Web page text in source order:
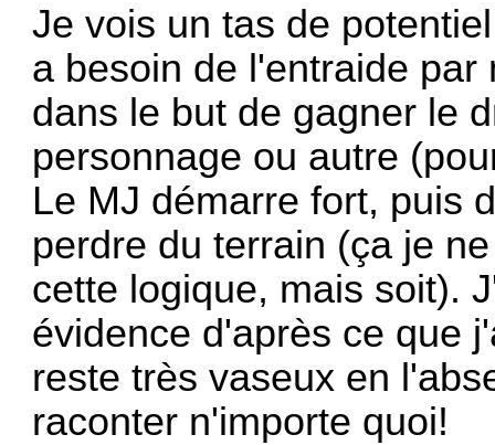
Je vois un tas de
a besoin de l'entraide
dans le but de gagner le
personnage ou autre
Le MJ démarre fort, puis
perdre du terrain (ça je
cette logique, mais soit).
évidence d'après ce que
reste très vaseux en
raconter n'importe quoi!